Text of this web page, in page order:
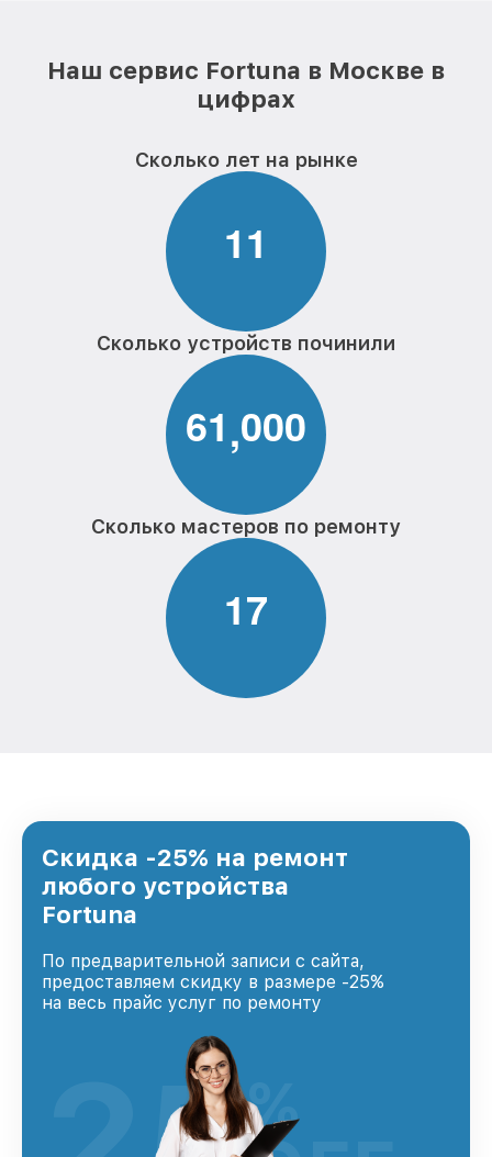
Наш сервис Fortuna в Москве в
цифрах
Сколько лет на рынке
11
Сколько устройств починили
61,000
Сколько мастеров по ремонту
17
Скидка -25% на ремонт
любого устройства
Fortuna
По предварительной записи с сайта,
предоставляем скидку в размере -25%
на весь прайс услуг по ремонту
%